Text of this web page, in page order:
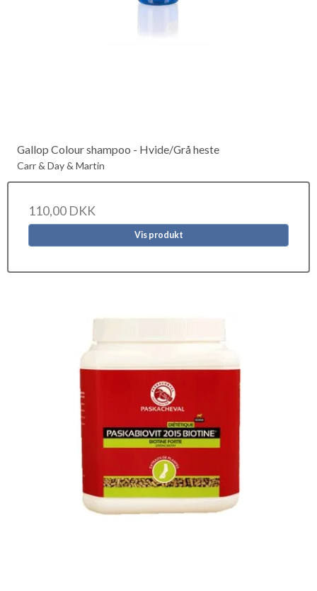
Gallop Colour shampoo - Hvide/Grå heste
Carr & Day & Martin
110,00 DKK
Vis produkt